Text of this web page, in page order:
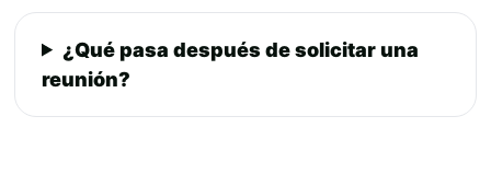
¿Qué pasa después de solicitar una
reunión?